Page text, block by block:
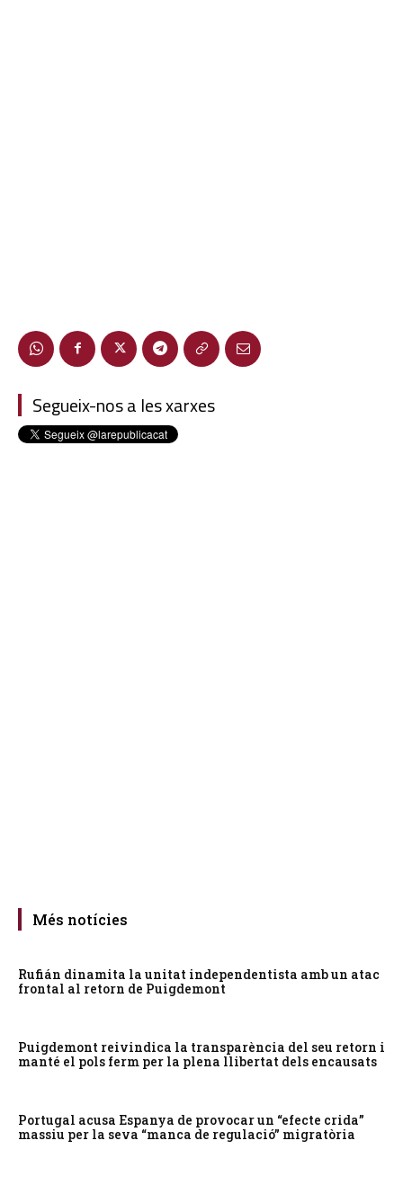
Segueix-nos a les xarxes
Més notícies
Rufián dinamita la unitat independentista amb un atac
frontal al retorn de Puigdemont
Puigdemont reivindica la transparència del seu retorn i
manté el pols ferm per la plena llibertat dels encausats
Portugal acusa Espanya de provocar un “efecte crida”
massiu per la seva “manca de regulació” migratòria